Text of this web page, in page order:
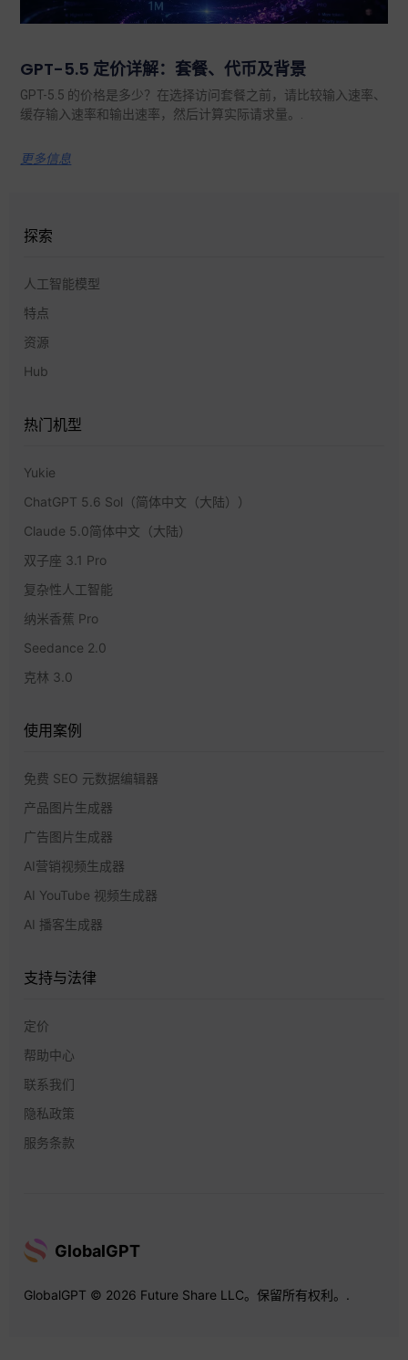
GPT-5.5 定价详解：套餐、代币及背景
GPT-5.5 的价格是多少？在选择访问套餐之前，请比较输入速率、
缓存输入速率和输出速率，然后计算实际请求量。.
更多信息
探索
人工智能模型
特点
资源
Hub
热门机型
Yukie
ChatGPT 5.6 Sol（简体中文（大陆））
Claude 5.0简体中文（大陆）
双子座 3.1 Pro
复杂性人工智能
纳米香蕉 Pro
Seedance 2.0
克林 3.0
使用案例
免费 SEO 元数据编辑器
产品图片生成器
广告图片生成器
AI营销视频生成器
AI YouTube 视频生成器
AI 播客生成器
支持与法律
定价
帮助中心
联系我们
隐私政策
服务条款
GlobalGPT
GlobalGPT © 2026 Future Share LLC。保留所有权利。.